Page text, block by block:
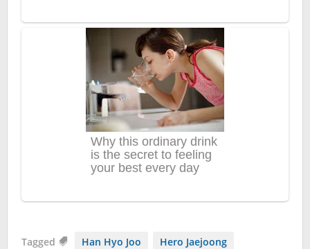
Tagged Han Hyo Joo Hero Jaejoong